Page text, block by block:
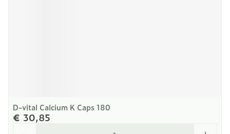
D-vital Calcium K Caps 180
€ 30,85